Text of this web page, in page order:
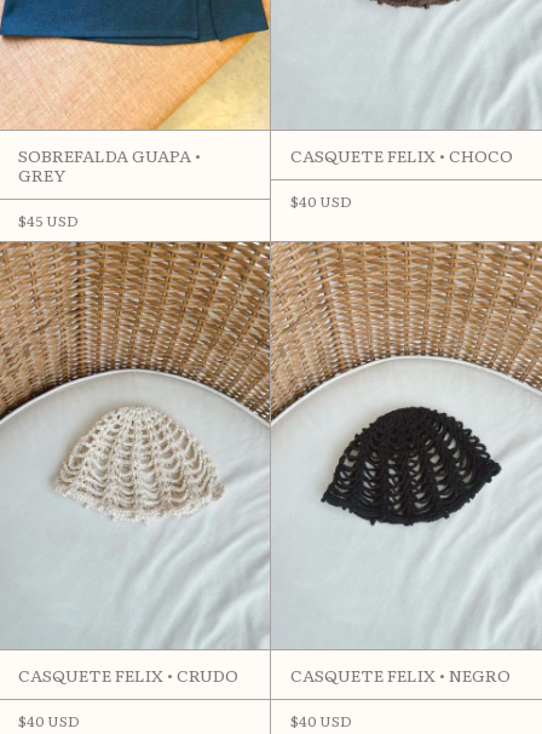
SOBREFALDA GUAPA •
GREY
$45 USD
CASQUETE FELIX • CHOCO
$40 USD
CASQUETE FELIX • CRUDO
$40 USD
CASQUETE FELIX • NEGRO
$40 USD